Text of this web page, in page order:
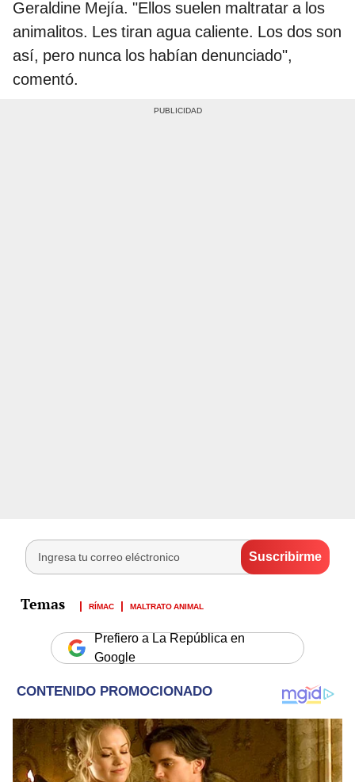
Geraldine Mejía. "Ellos suelen maltratar a los
animalitos. Les tiran agua caliente. Los dos son
así, pero nunca los habían denunciado",
comentó.
RÍMAC MALTRATO ANIMAL
Prefiero a La República en
Google